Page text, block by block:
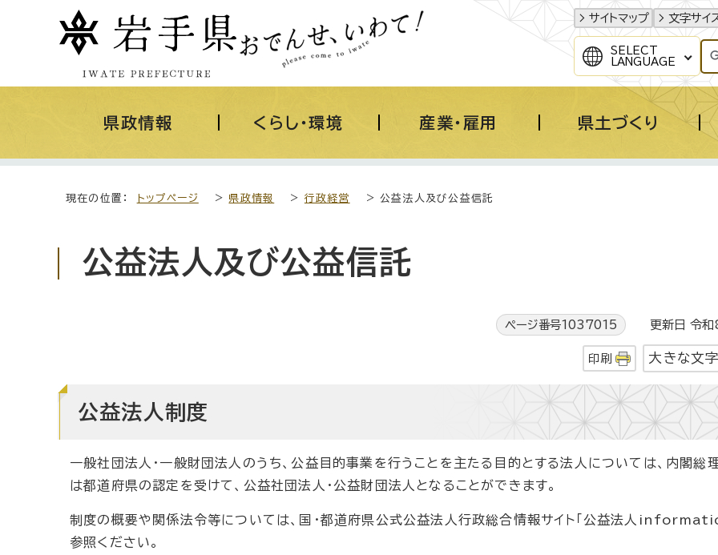
サイトマップ 文字サイ
SELECT
LANGUAGE
県政情報 くらし・環境 産業・雇用 県土づくり
現在の位置： トップページ > 県政情報 > 行政経営 > 公益法人及び公益信託
公益法人及び公益信託
ページ番号1037015 更新日 令和
印刷 大きな文
公益法人制度
一般社団法人・一般財団法人のうち、公益目的事業を行うことを主たる目的とする法人については、内閣総
は都道府県の認定を受けて、公益社団法人・公益財団法人となることができます。
制度の概要や関係法令等については、国・都道府県公式公益法人行政総合情報サイト「公益法人
参照ください。